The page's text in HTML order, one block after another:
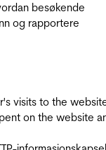
besøkende
og rapportere
visits to the
on the website